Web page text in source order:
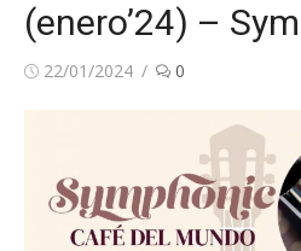
(enero’24) –
Publicado
22/01/2024 0